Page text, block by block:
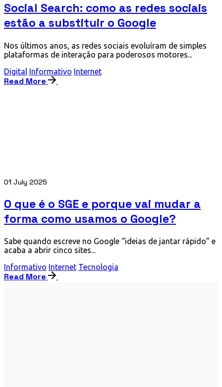
Social Search: como as redes sociais
estão a substituir o Google
Nos últimos anos, as redes sociais evoluíram de simples
plataformas de interação para poderosos motores...
Digital Informativo Internet
Read More
01 July 2025
O que é o SGE e porque vai mudar a
forma como usamos o Google?
Sabe quando escreve no Google “ideias de jantar rápido” e
acaba a abrir cinco sites...
Informativo Internet Tecnologia
Read More